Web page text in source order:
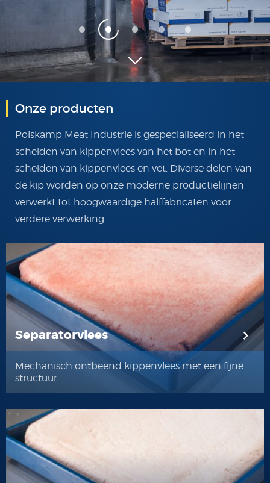
Onze producten
Polskamp Meat Industrie is gespecialiseerd in het
scheiden van kippenvlees van het bot en in het
scheiden van kippenvlees en vet. Diverse delen van
de kip worden op onze moderne productielijnen
verwerkt tot hoogwaardige halffabricaten voor
verdere verwerking.
Separatorvlees
Mechanisch ontbeend kippenvlees met een fijne
structuur